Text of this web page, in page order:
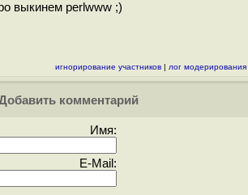
выкинем perlwww ;)
игнорирование участников | лог модерирования
комментарий
Имя:
E-Mail: